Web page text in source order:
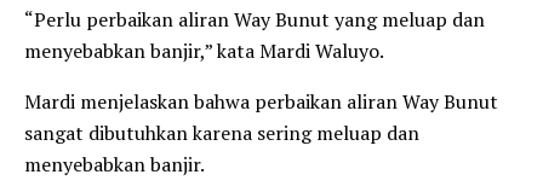
“Perlu perbaikan aliran Way Bunut yang meluap dan
menyebabkan banjir,” kata Mardi Waluyo.
Mardi menjelaskan bahwa perbaikan aliran Way Bunut
sangat dibutuhkan karena sering meluap dan
menyebabkan banjir.